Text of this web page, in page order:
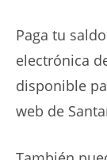
Paga tu
electrónica
disponible
web de